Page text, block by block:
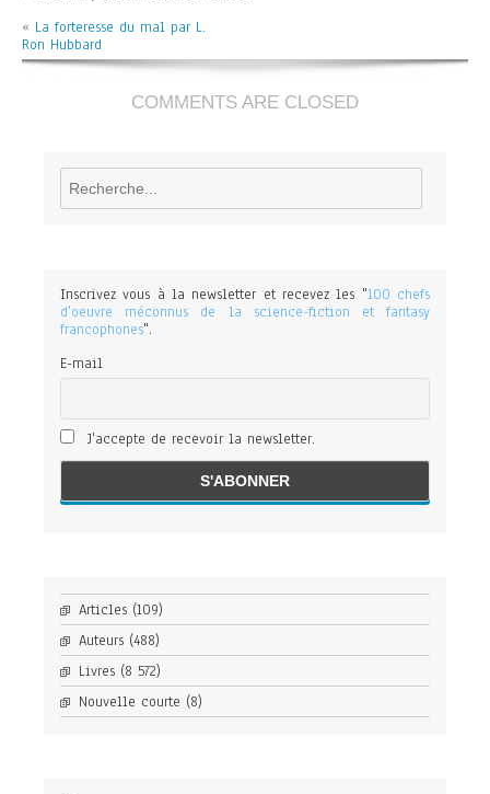
mal
L.R.
Hubbard
« La forteresse du mal par L.
Ron Hubbard
COMMENTS ARE CLOSED
Rechercher
Inscrivez vous à la newsletter et recevez les "100 chefs
d'oeuvre méconnus de la science-fiction et fantasy
francophones".
E-mail
J'accepte de recevoir la newsletter.
Articles (109)
Auteurs (488)
Livres (8 572)
Nouvelle courte (8)